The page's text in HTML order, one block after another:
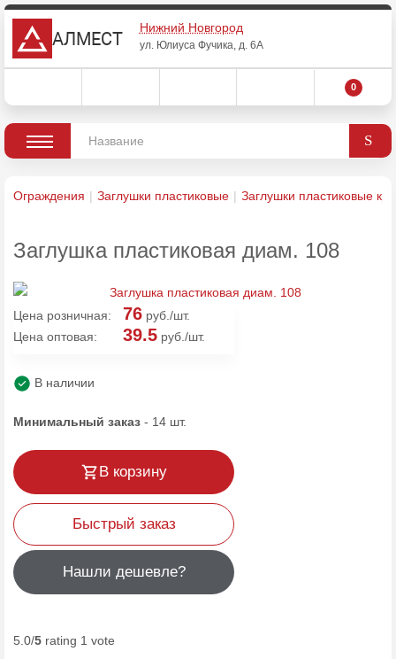
АЛМЕСТ
Нижний Новгород
ул. Юлиуса Фучика, д. 6А
0
Ограждения Заглушки пластиковые Заглушки пластиковые
Заглушка пластиковая диам. 108
Цена розничная: 76 руб./шт.
Цена оптовая:
39.5 руб./шт.
В наличии
Минимальный заказ - 14 шт.
В корзину
Быстрый заказ
Нашли дешевле?
5.0/5 rating 1 vote